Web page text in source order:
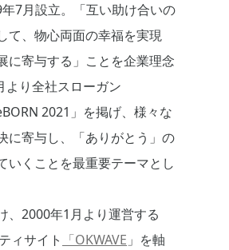
7月設立。「互い助け合いの
て、物心両面の幸福を実現
に寄与する」ことを企業理念
より全社スローガン
2021」を掲げ、様々な
に寄与し、「ありがとう」の
いくことを最重要テーマとし
、2000年1月より運営する
ィサイト 「OKWAVE 」を軸